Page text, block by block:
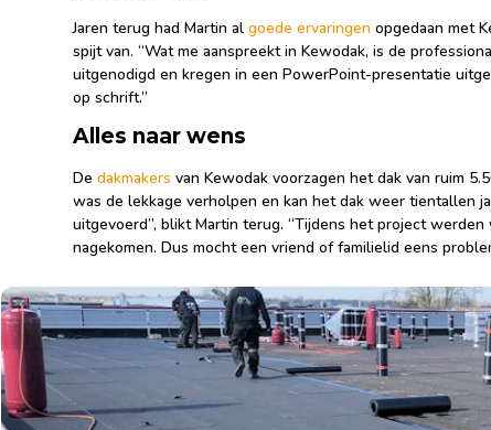
Jaren terug had Martin algoede ervaringen opgedaan met
spijt van. “Wat me aanspreekt in Kewodak, is de
uitgenodigd en kregen in een PowerPoint-presentatie
op schrift.”
Alles naar wens
Dedakmakers van Kewodak voorzagen het dak van ruim
was de lekkage verholpen en kan het dak weer tientallen
uitgevoerd”, blikt Martin terug. “Tijdens het project
nagekomen. Dus mocht een vriend of familielid eens